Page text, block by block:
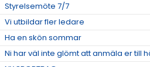
Styrelsemöte 7/7
Vi utbildar fler ledare
Ha en skön sommar
Ni har väl inte glömt att anmäla er till